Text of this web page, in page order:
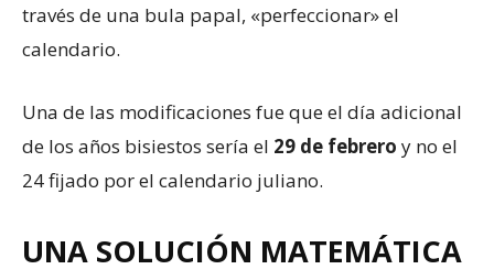
través de una bula papal, «perfeccionar» el
calendario.
Una de las modificaciones fue que el día adicional
de los años bisiestos sería el 29 de febrero y no el
24 fijado por el calendario juliano.
UNA SOLUCIÓN MATEMÁTICA